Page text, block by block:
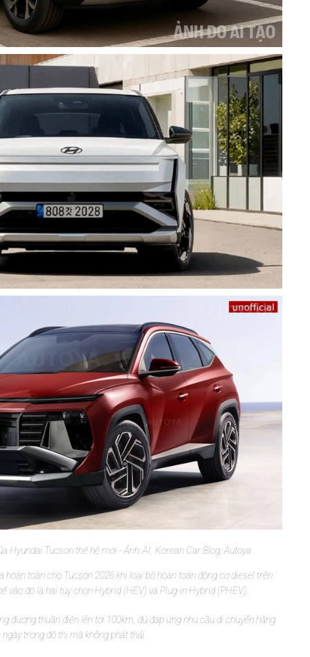
Hyundai Tucson thế hệ mới - Ảnh: AI, Korean Car Blog, Autoya
hoàn toàn cho Tucson 2026 khi loại bỏ hoàn toàn động cơ diesel trên
vào đó là hai tùy chọn Hybrid (HEV) và Plug-in Hybrid (PHEV).
đường thuần điện lên tới 100km, đủ đáp ứng nhu cầu di chuyển hằng
ngày trong đô thị mà không phát thải.